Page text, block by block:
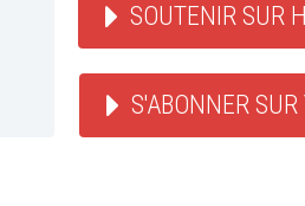
SOUTENIR SUR
S'ABONNER SUR